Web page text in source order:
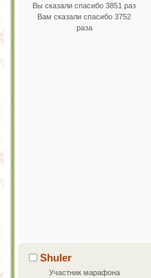
Вы сказали спасибо 3851 раз
Вам сказали спасибо 3752
раза
Shuler
Участник марафона